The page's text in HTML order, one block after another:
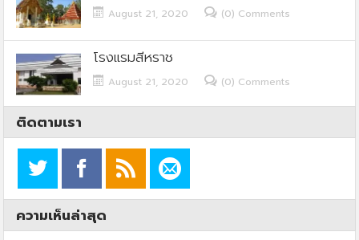
August 21, 2020 (0) Comments
โรงแรมสีหราช
August 21, 2020 (0) Comments
ติดตามเรา
ความเห็นล่าสุด